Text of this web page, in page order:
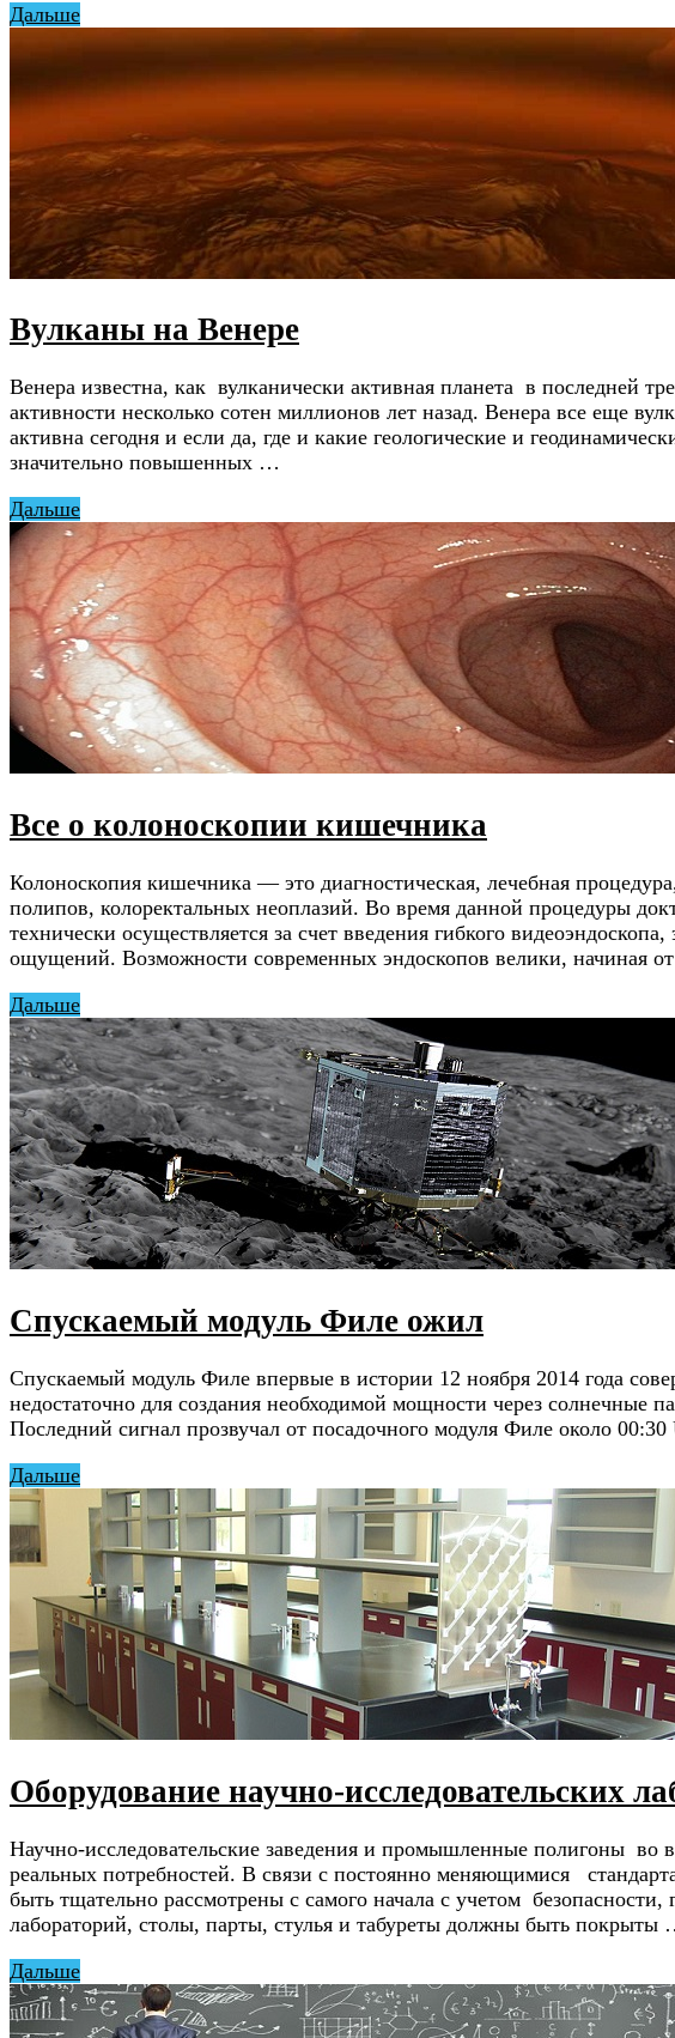
Дальше
Вулканы на Венере
Венера известна, как вулканически активная планета в последней
активности несколько сотен миллионов лет назад. Венера все еще
активна сегодня и если да, где и какие геологические и
значительно повышенных …
Дальше
Все о колоноскопии кишечника
Колоноскопия кишечника — это диагностическая, лечебная
полипов, колоректальных неоплазий. Во время данной процедуры
технически осуществляется за счет введения гибкого
ощущений. Возможности современных эндоскопов велики, начиная
Дальше
Спускаемый модуль Филе ожил
Спускаемый модуль Филе впервые в истории 12 ноября 2014 года
недостаточно для создания необходимой мощности через
Последний сигнал прозвучал от посадочного модуля Филе около
Дальше
Оборудование научно-исследовательских
Научно-исследовательские заведения и промышленные полигоны
реальных потребностей. В связи с постоянно меняющимися
быть тщательно рассмотрены с самого начала с учетом
лабораторий, столы, парты, стулья и табуреты должны быть покрыты
Дальше